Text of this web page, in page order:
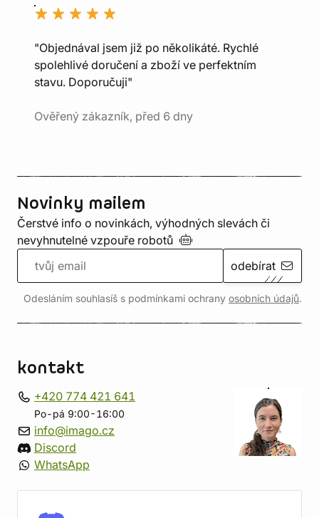
"Objednával jsem již po několikáté. Rychlé
spolehlivé doručení a zboží ve perfektním
stavu. Doporučuji"
Ověřený zákazník, před 6 dny
Novinky mailem
Čerstvé info o novinkách, výhodných slevách či
nevyhnutelné vzpouře robotů
odebírat
Odesláním souhlasíš s podmínkami ochrany osobních údajů.
kontakt
+420 774 421 641
Po-pá 9:00-16:00
info@imago.cz
Discord
WhatsApp